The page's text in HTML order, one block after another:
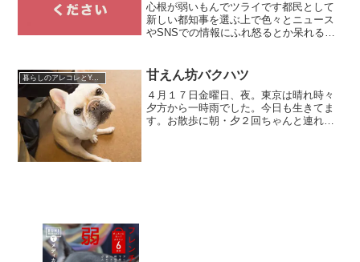
心根が弱いもんでツライです都民として
新しい都知事を選ぶ上で色々とニュース
やSNSでの情報にふれ怒るとか呆れると
んでそんなに悲しいことばかりを伝える
のかと世界のどこそこ...
暮らしのアレコレとYouTube運営 甘えん坊バクハツ
４月１７日金曜日、夜。東京は晴れ時々
夕方から一時雨でした。今日も生きてま
す。お散歩に朝・夕２回ちゃんと連れて